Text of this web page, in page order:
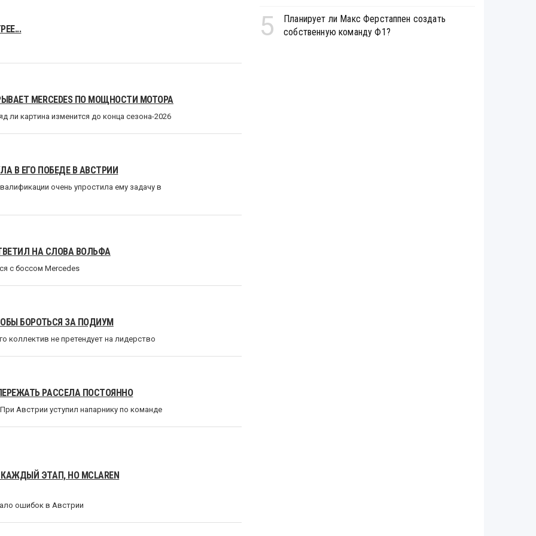
MERCEDES ПО МОЩНОСТИ МОТОРА
картина изменится до конца сезона-2026
В ЕГО ПОБЕДЕ В АВСТРИИ
очень упростила ему задачу в
НА СЛОВА ВОЛЬФА
с боссом Mercedes
БОРОТЬСЯ ЗА ПОДИУМ
коллектив не претендует на лидерство
РАССЕЛА ПОСТОЯННО
Австрии уступил напарнику по команде
ЭТАП, НО MCLAREN
ошибок в Австрии
5
Планирует ли Макс Ферстаппен создать
собственную команду Ф1?